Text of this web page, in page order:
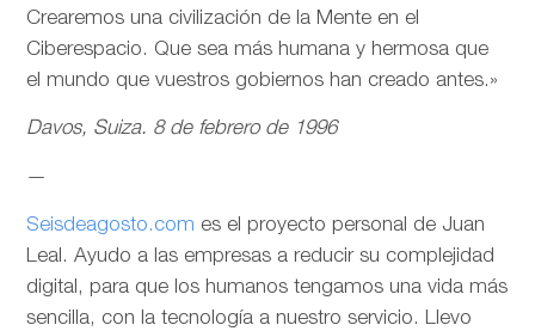
Crearemos una civilización de la Mente en el
Ciberespacio. Que sea más humana y hermosa que
el mundo que vuestros gobiernos han creado antes.»
Davos, Suiza. 8 de febrero de 1996
—
Seisdeagosto.com es el proyecto personal de Juan
Leal. Ayudo a las empresas a reducir su complejidad
digital, para que los humanos tengamos una vida más
sencilla, con la tecnología a nuestro servicio. Llevo